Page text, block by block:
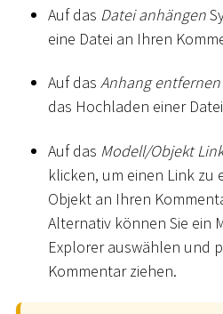
Auf das Datei anhängen
eine Datei an Ihren
Auf das Anhang entfernen
das Hochladen einer
Auf das Modell/Objekt
klicken, um einen Link zu
Objekt an Ihren
Alternativ können Sie ein
Explorer auswählen und
Kommentar ziehen.